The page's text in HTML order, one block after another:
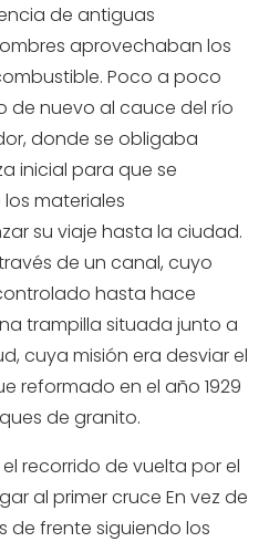
de antiguas
aprovechaban los
Poco a poco
de nuevo al cauce del río
donde se obligaba
inicial para que se
materiales
su viaje hasta la ciudad.
de un canal, cuyo
hasta hace
trampilla situada junto a
cuya misión era desviar el
reformado en el año 1929
de granito.
recorrido de vuelta por el
al primer cruce En vez de
de frente siguiendo los